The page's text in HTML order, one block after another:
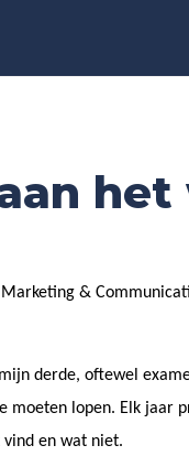
&
derde, oftewel
moeten lopen. Elk
vind en wat niet.